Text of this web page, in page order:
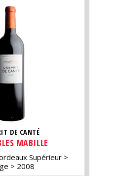
DE CANTÉ
MABILLE
Supérieur
2008